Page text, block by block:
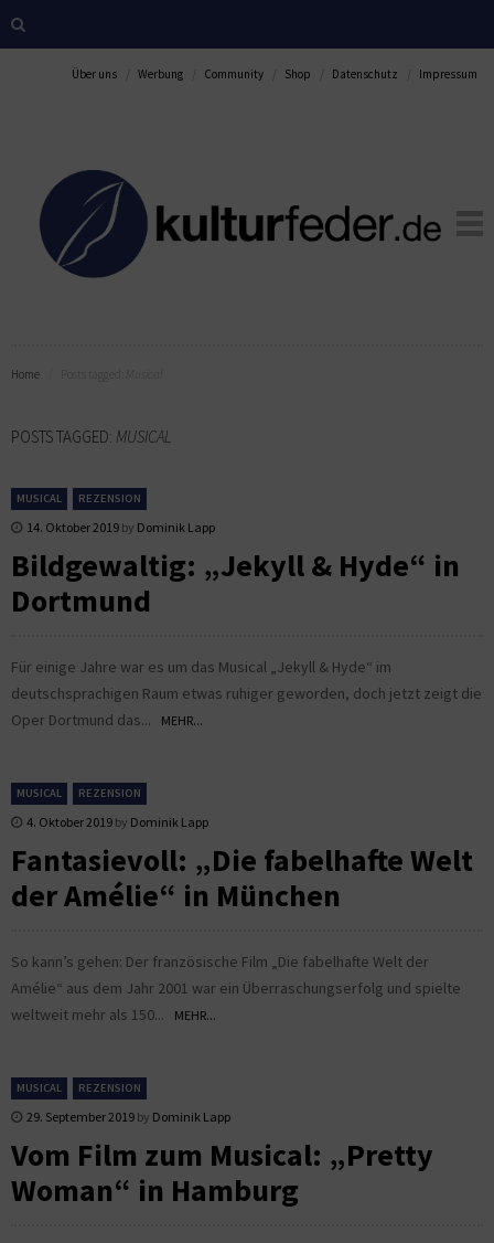
Über uns Werbung Community Shop Datenschutz Impressum
Home
POSTS TAGGED: MUSICAL
MUSICAL REZENSION
14. Oktober 2019 by Dominik Lapp
Bildgewaltig: „Jekyll & Hyde“ in
Dortmund
Für einige Jahre war es um das Musical „Jekyll & Hyde“ im
deutschsprachigen Raum etwas ruhiger geworden, doch jetzt zeigt die
Oper Dortmund das...
MEHR...
MUSICAL REZENSION
4. Oktober 2019 by Dominik Lapp
Fantasievoll: „Die fabelhafte Welt
der Amélie“ in München
So kann’s gehen: Der französische Film „Die fabelhafte Welt der
Amélie“ aus dem Jahr 2001 war ein Überraschungserfolg und spielte
weltweit mehr als 150...
MEHR...
MUSICAL REZENSION
29. September 2019 by Dominik Lapp
Vom Film zum Musical: „Pretty
Woman“ in Hamburg